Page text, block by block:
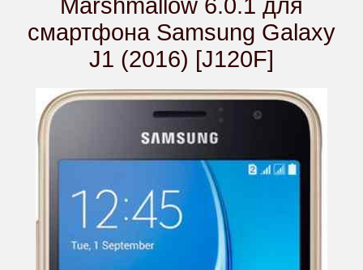
Marshmallow 6.0.1 для
смартфона Samsung Galaxy
J1 (2016) [J120F]